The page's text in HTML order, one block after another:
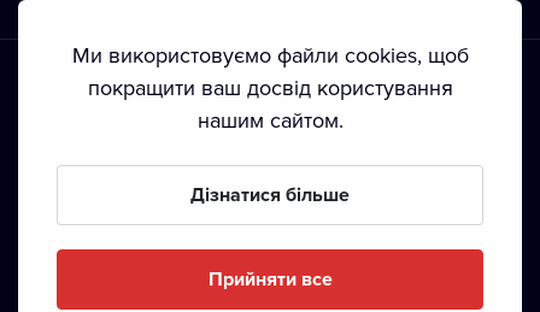
Положення й умови • Конфіденційність • Автoрські права
Ми використовуємо файли cookies, щоб
покращити ваш досвід користування
нашим сайтом.
Дізнатися більше
Прийняти все